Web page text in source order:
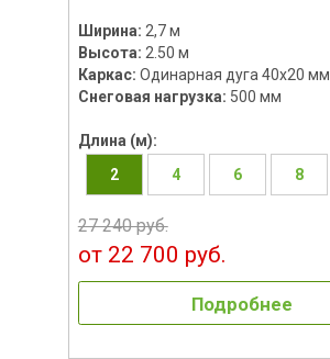
Ширина: 2,7 м
Высота: 2.50 м
Каркас: Одинарная дуга 40х20 мм
Снеговая нагрузка: 500 мм
Длина (м):
2
4 6 8
27 240 руб.
от 22 700 руб.
Подробнее